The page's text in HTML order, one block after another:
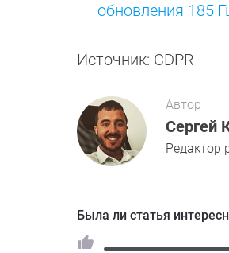
обновления 185
Источник: CDPR
Автор
Сергей
Редактор
Была ли статья